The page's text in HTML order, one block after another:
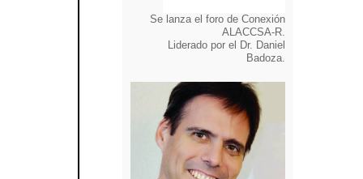
Se lanza el foro de Conexión
ALACCSA-R.
Liderado por el Dr. Daniel
Badoza.